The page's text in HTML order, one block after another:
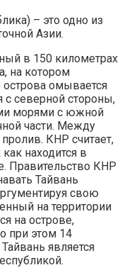
– это одно из
Азии.
в 150 километрах
на котором
острова омывается
с северной стороны,
морями с южной
части. Между
КНР считает,
находится в
Правительство КНР
Тайвань
свою
на территории
на острове,
при этом 14
является